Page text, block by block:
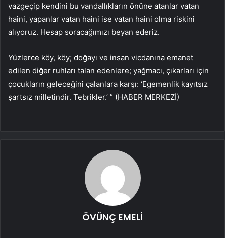
vazgeçip kendini bu vandallıkların önüne atanlar vatan
haini, yapanlar vatan haini ise vatan haini olma riskini
alıyoruz. Hesap soracağımızı beyan ederiz.
Yüzlerce köy, köy; doğayı ve insan vicdanına emanet
edilen diğer ruhları talan edenlere; yağmacı, çıkarları için
çocukların geleceğini çalanlara karşı: ‘Egemenlik kayıtsız
şartsız milletindir. Tebrikler.’ ” (HABER MERKEZİ)
ÖVÜNÇ EMELİ